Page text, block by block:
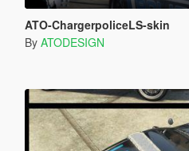
ATO-ChargerpoliceLS-skin
By ATODESIGN